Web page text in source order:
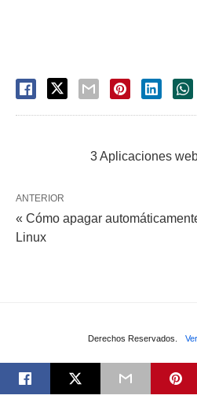
3 Aplicaciones
ANTERIOR
« Cómo apagar
Linux
Derechos Reservados.